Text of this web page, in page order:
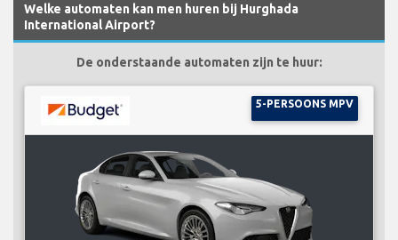
Welke automaten kan men huren bij Hurghada
International Airport?
De onderstaande automaten zijn te huur:
5-PERSOONS MPV